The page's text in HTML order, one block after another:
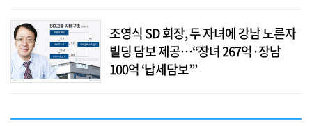
조영식 SD 회장, 두 자녀에 강남 노른자
빌딩 담보 제공…“장녀 267억·장남
100억 ‘납세담보’”